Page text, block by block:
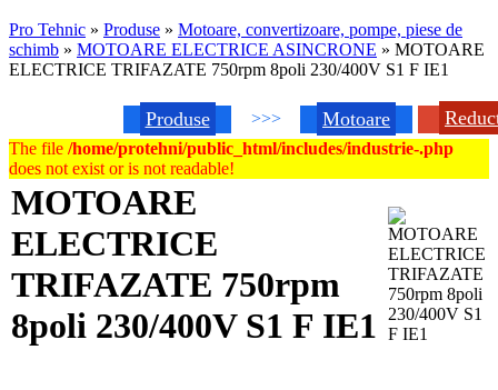
Pro Tehnic » Produse » Motoare, convertizoare, pompe, piese de
schimb » MOTOARE ELECTRICE ASINCRONE » MOTOARE
ELECTRICE TRIFAZATE 750rpm 8poli 230/400V S1 F IE1
Produse >>> Motoare
The file /home/protehni/public_html/includes/industrie-.php
does not exist or is not readable!
MOTOARE
ELECTRICE
TRIFAZATE 750rpm
8poli 230/400V S1 F IE1